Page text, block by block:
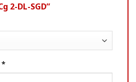
2-DL-SGD”
*